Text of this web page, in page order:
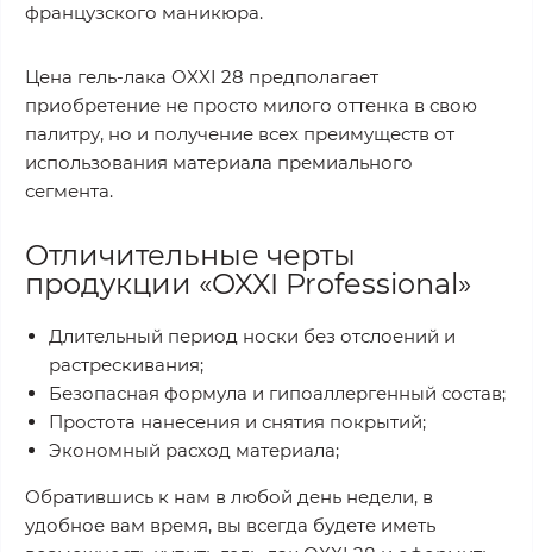
французского маникюра.
Цена гель-лака OXXI 28 предполагает
приобретение не просто милого оттенка в свою
палитру, но и получение всех преимуществ от
использования материала премиального
сегмента.
Отличительные черты
продукции «OXXI Professional»
Длительный период носки без отслоений и
растрескивания;
Безопасная формула и гипоаллергенный состав;
Простота нанесения и снятия покрытий;
Экономный расход материала;
Обратившись к нам в любой день недели, в
удобное вам время, вы всегда будете иметь